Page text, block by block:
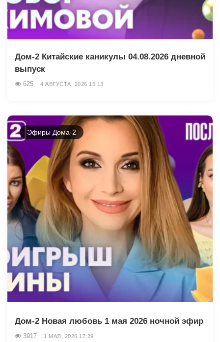
Дом-2 Китайские каникулы 04.08.2026 дневной
выпуск
625 4 АВГУСТА, 2026 15:13
Эфиры Дома-2
Дом-2 Новая любовь 1 мая 2026 ночной эфир
3917 1 МАЯ, 2026 17:29